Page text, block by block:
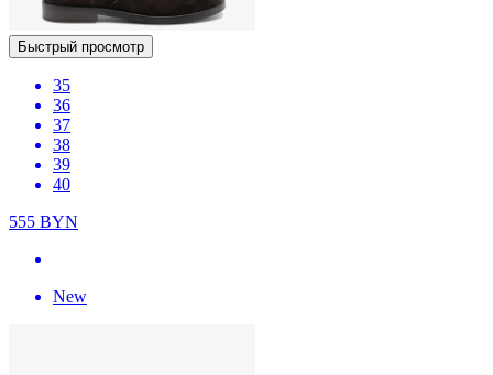
Быстрый просмотр
35
36
37
38
39
40
555 BYN
New